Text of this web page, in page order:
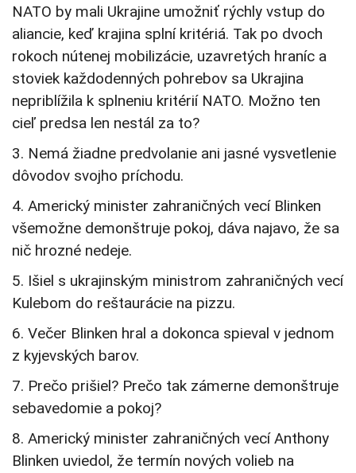
NATO by mali Ukrajine umožniť rýchly vstup do
aliancie, keď krajina splní kritériá. Tak po dvoch
rokoch nútenej mobilizácie, uzavretých hraníc a
stoviek každodenných pohrebov sa Ukrajina
nepriblížila k splneniu kritérií NATO. Možno ten
cieľ predsa len nestál za to?
3. Nemá žiadne predvolanie ani jasné vysvetlenie
dôvodov svojho príchodu.
4. Americký minister zahraničných vecí Blinken
všemožne demonštruje pokoj, dáva najavo, že sa
nič hrozné nedeje.
5. Išiel s ukrajinským ministrom zahraničných vecí
Kulebom do reštaurácie na pizzu.
6. Večer Blinken hral a dokonca spieval v jednom
z kyjevských barov.
7. Prečo prišiel? Prečo tak zámerne demonštruje
sebavedomie a pokoj?
8. Americký minister zahraničných vecí Anthony
Blinken uviedol, že termín nových volieb na